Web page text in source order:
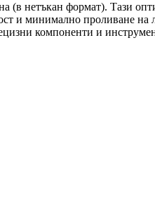
(в нетъкан формат). Тази
и минимално проливане на
компоненти и